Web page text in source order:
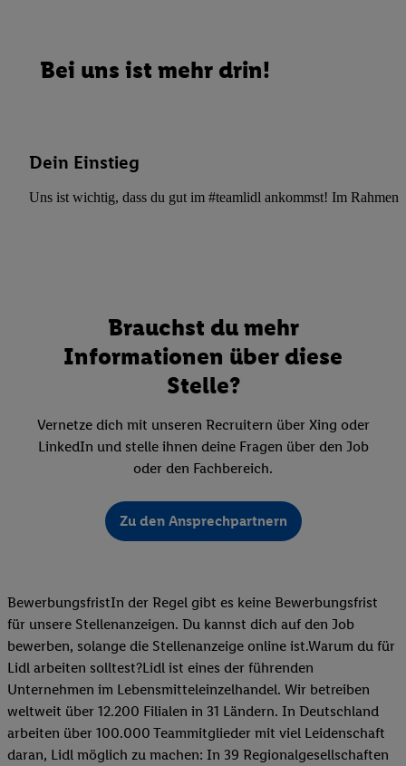
Bei uns ist mehr drin!
Dein Einstieg
Uns ist wichtig, dass du gut im #teamlidl ankommst! Im Rahmen
Brauchst du mehr
Informationen über diese
Stelle?
Vernetze dich mit unseren Recruitern über Xing oder
LinkedIn und stelle ihnen deine Fragen über den Job
oder den Fachbereich.
Zu den Ansprechpartnern
BewerbungsfristIn der Regel gibt es keine Bewerbungsfrist
für unsere Stellenanzeigen. Du kannst dich auf den Job
bewerben, solange die Stellenanzeige online ist.Warum du für
Lidl arbeiten solltest?Lidl ist eines der führenden
Unternehmen im Lebensmitteleinzelhandel. Wir betreiben
weltweit über 12.200 Filialen in 31 Ländern. In Deutschland
arbeiten über 100.000 Teammitglieder mit viel Leidenschaft
daran, Lidl möglich zu machen: In 39 Regionalgesellschaften